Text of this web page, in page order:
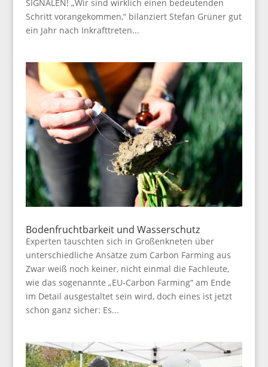
SIGNALEN! „Wir sind wirklich einen bedeutenden
Schritt vorangekommen,“ bilanziert Stefan Grüner gut
ein Jahr nach Inkrafttreten...
Bodenfruchtbarkeit und Wasserschutz
Experten tauschten sich in Großenkneten über
unterschiedliche Ansätze zum Carbon Farming aus
Zwar weiß noch keiner, nicht einmal die Fachleute,
wie das sogenannte „EU-Carbon Farming“ am Ende
im Detail ausgestaltet sein wird, doch eines ist jetzt
schon ganz sicher: Es...